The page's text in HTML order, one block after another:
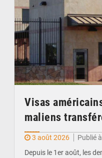
Visas
maliens
3 août 2026
Publié
Depuis le 1er août, les